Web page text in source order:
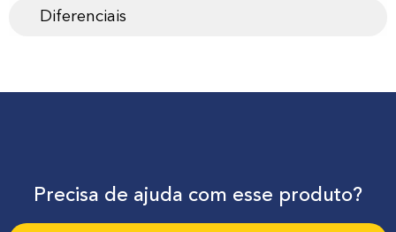
Diferenciais
Precisa de ajuda com esse produto?